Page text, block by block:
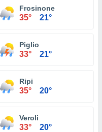
Frosinone
35° 21°
Piglio
33° 21°
Ripi
35° 20°
Veroli
33° 20°